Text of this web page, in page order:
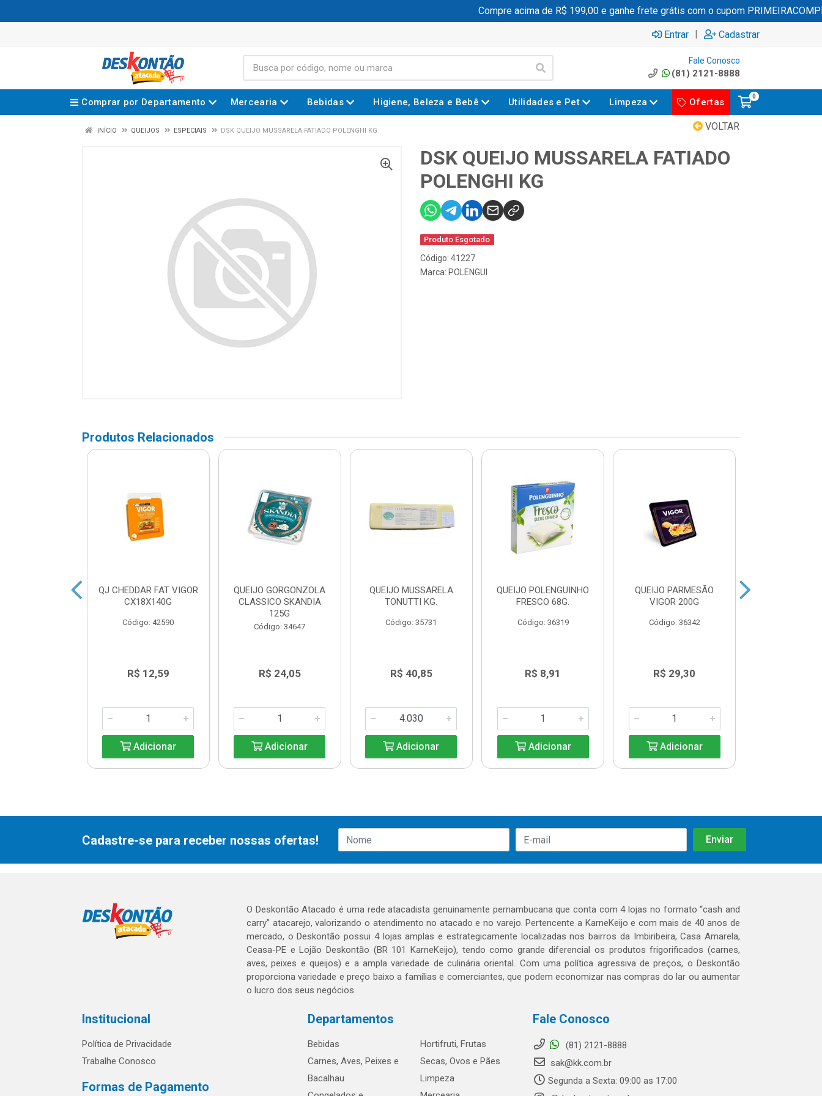
Compre acima de R$ 199,00 e ganhe frete grátis com o cupom PRIMEIRACOMPRA
Entrar | Cadastrar
Fale Conosco
(81) 2121-8888
Comprar por Departamento Mercearia Bebidas Higiene, Beleza e Bebê Utilidades e Pet Limpeza Ofertas
0
VOLTAR
INÍCIO QUEIJOS ESPECIAIS DSK QUEIJO MUSSARELA FATIADO POLENGHI KG
DSK QUEIJO MUSSARELA FATIADO
POLENGHI KG
Produto Esgotado
Código: 41227
Marca: POLENGUI
Produtos Relacionados
QJ CHEDDAR FAT VIGOR
CX18X140G
Código: 42590
R$ 12,59
Adicionar
QUEIJO GORGONZOLA
CLASSICO SKANDIA
125G
Código: 34647
R$ 24,05
Adicionar
QUEIJO MUSSARELA
TONUTTI KG.
Código: 35731
R$ 40,85
Adicionar
QUEIJO POLENGUINHO
FRESCO 68G.
Código: 36319
R$ 8,91
Adicionar
QUEIJO PARMESÃO
VIGOR 200G
Código: 36342
R$ 29,30
Adicionar
Cadastre-se para receber nossas ofertas!
O Deskontão Atacado é uma rede atacadista genuinamente pernambucana que conta com 4 lojas no formato “cash and
carry” atacarejo, valorizando o atendimento no atacado e no varejo. Pertencente a KarneKeijo e com mais de 40 anos de
mercado, o Deskontão possui 4 lojas amplas e estrategicamente localizadas nos bairros da Imbiribeira, Casa Amarela,
Ceasa-PE e Lojão Deskontão (BR 101 KarneKeijo), tendo como grande diferencial os produtos frigorificados (carnes,
aves, peixes e queijos) e a ampla variedade de culinária oriental. Com uma política agressiva de preços, o Deskontão
proporciona variedade e preço baixo a famílias e comerciantes, que podem economizar nas compras do lar ou aumentar
o lucro dos seus negócios.
Institucional
Política de Privacidade
Trabalhe Conosco
Formas de Pagamento
Departamentos
Bebidas
Carnes, Aves, Peixes e
Bacalhau
Hortifruti, Frutas
Secas, Ovos e Pães
Limpeza
Fale Conosco
(81) 2121-8888
sak@kk.com.br
Segunda a Sexta: 09:00 as 17:00